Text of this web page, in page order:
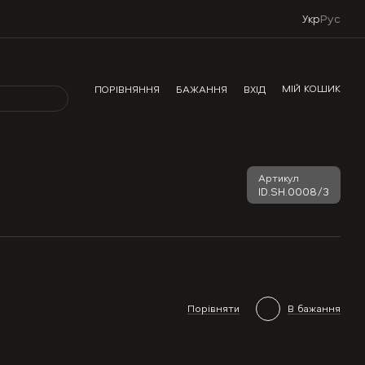
УкрРус
ПОРІВНЯННЯ
БАЖАННЯ ВХІД МІЙ КОШИК
Артикул
ID.SH.0008/3
Порівняти В бажання